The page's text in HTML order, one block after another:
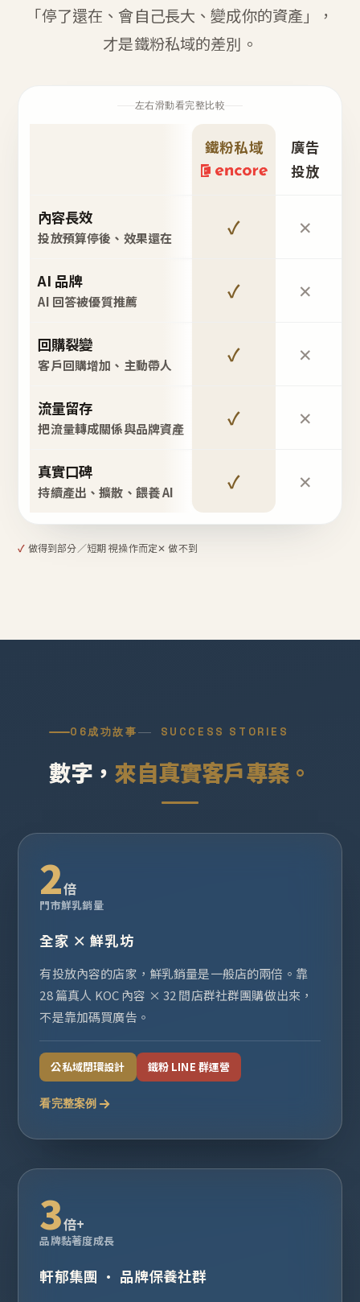
「停了還在、會自己長大、變成你的資產」，
才是鐵粉私域的差別。
左右滑動看完整比較
鐵粉私域
廣告
投放
內容長效
投放預算停後、效果還在 ✓ ✕
AI 品牌
AI 回答被優質推薦 ✓ ✕
回購裂變
客戶回購增加、主動帶人 ✓ ✕
流量留存
把流量轉成關係與品牌資產 ✓ ✕
真實口碑
持續產出、擴散、餵養 AI ✓ ✕
✓ 做得到部分／短期 視操作而定✕ 做不到
06成功故事 SUCCESS STORIES
數字， 來自真實客戶專案。
2倍
門市鮮乳銷量
全家 × 鮮乳坊
有投放內容的店家，鮮乳銷量是一般店的兩倍。靠
28 篇真人 KOC 內容 × 32 間店群社群團購做出來，
不是靠加碼買廣告。
公私域閉環設計 鐵粉 LINE 群運營
看完整案例
3倍+
品牌黏著度成長
軒郁集團 · 品牌保養社群